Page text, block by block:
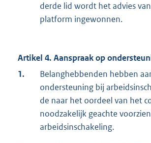
derde lid wordt het advies
platform ingewonnen.
Artikel 4. Aanspraak op
1.
Belanghebbenden hebben
ondersteuning bij
de naar het oordeel van het
noodzakelijk geachte
arbeidsinschakeling.